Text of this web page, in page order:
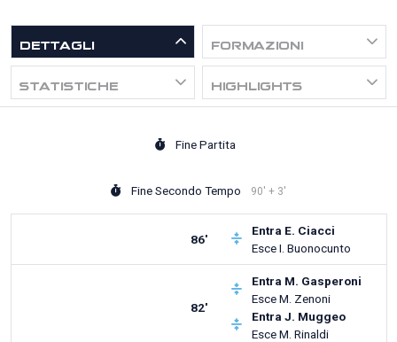
DETTAGLI FORMAZIONI
STATISTICHE HIGHLIGHTS
Fine Partita
Fine Secondo Tempo 90' + 3'
86'
Entra E. Ciacci
EsceI. Buonocunto
82'
Entra M. Gasperoni
EsceM. Zenoni
Entra J. Muggeo
EsceM. Rinaldi